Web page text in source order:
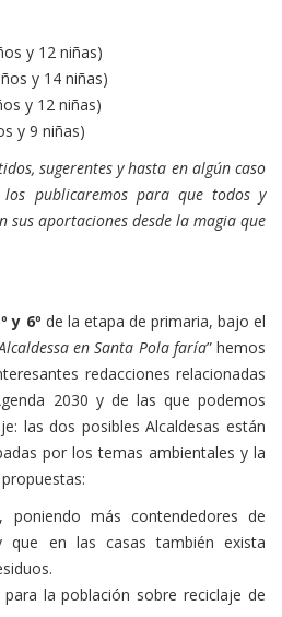
y 12 niñas)
y 14 niñas)
y 12 niñas)
y 9 niñas)
sugerentes y hasta en algún caso
publicaremos para que todos y
sus aportaciones desde la magia que
y 6º de la etapa de primaria, bajo el
en Santa Pola faría” hemos
redacciones relacionadas
2030 y de las que podemos
las dos posibles Alcaldesas están
por los temas ambientales y la
poniendo más contendedores de
que en las casas también exista
la población sobre reciclaje de